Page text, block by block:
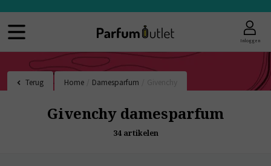
Inloggen
Terug Home Damesparfum
Givenchy damesparfum
34 artikelen